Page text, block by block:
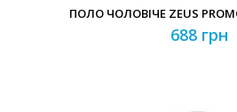
ПОЛО ЧОЛОВІЧЕ ZEUS
688 грн